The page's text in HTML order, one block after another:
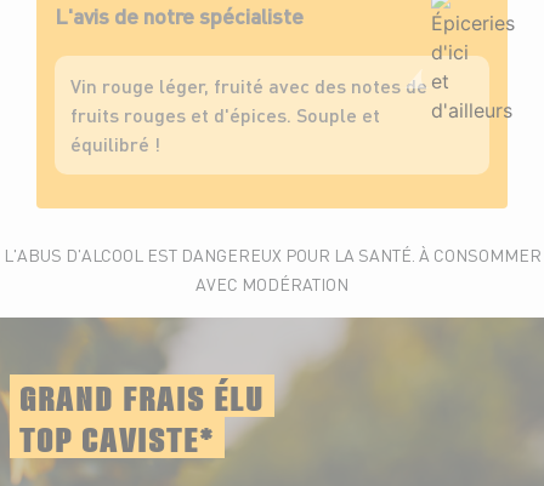
L'avis de notre spécialiste
Vin rouge léger, fruité avec des notes de
fruits rouges et d'épices. Souple et
équilibré !
L'ABUS D'ALCOOL EST DANGEREUX POUR LA SANTÉ. À CONSOMMER
AVEC MODÉRATION
GRAND FRAIS ÉLU
TOP CAVISTE*